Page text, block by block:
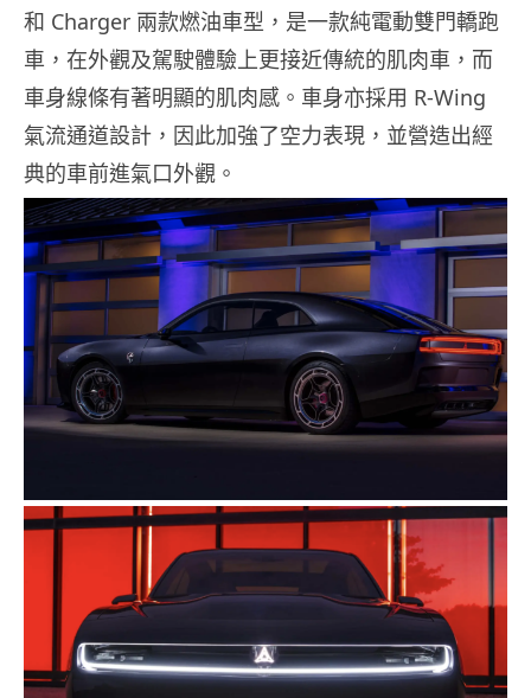
和 Charger 兩款燃油車型，是一款純電動雙門轎跑
車，在外觀及駕駛體驗上更接近傳統的肌肉車，而
車身線條有著明顯的肌肉感。車身亦採用 R-Wing
氣流通道設計，因此加強了空力表現，並營造出經
典的車前進氣口外觀。